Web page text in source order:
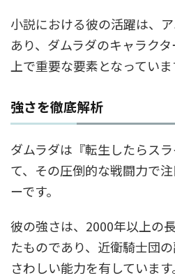
小説における彼の活躍は、
あり、ダムラダのキャラク
上で重要な要素となっていま
強さを徹底解析
ダムラダは『転生したらス
て、その圧倒的な戦闘力で
ーです。
彼の強さは、2000年以上の
たものであり、近衛騎士団
さわしい能力を有しています